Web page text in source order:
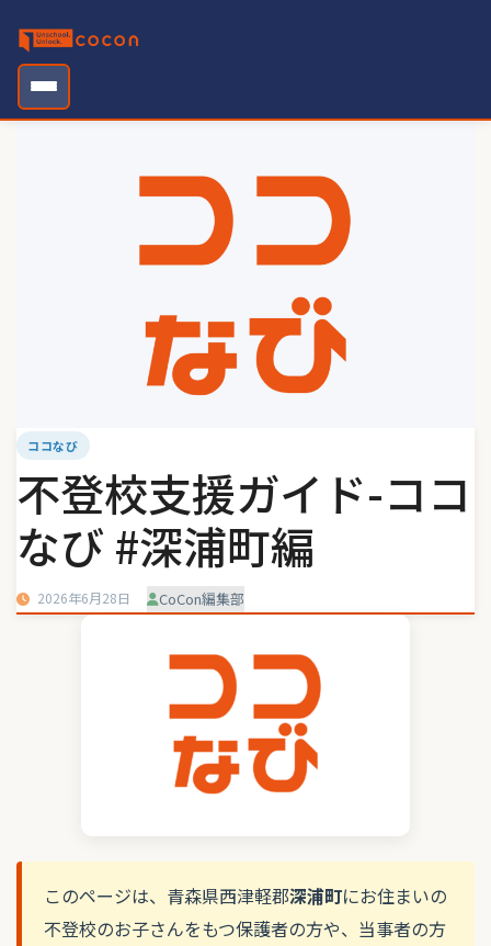
content
ココなび
不登校支援ガイド-ココ
なび #深浦町編
2026年6月28日 CoCon編集部
このページは、青森県西津軽郡深浦町にお住まいの
不登校のお子さんをもつ保護者の方や、当事者の方